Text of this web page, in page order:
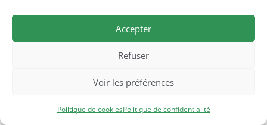
Accepter
Refuser
Voir les préférences
Politique de cookiesPolitique de confidentialité
diverses populations
Apprenez à personnaliser votre